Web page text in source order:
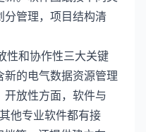
分管理，项目结构清
性和协作性三大关键
的电气数据资源管理
放性方面，软件与
他专业软件都有接